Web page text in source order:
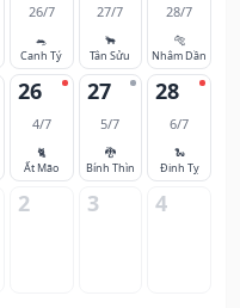
26/7
🐀
Canh Tý
27/7
🐂
Tân Sửu
28/7
🐅
Nhâm Dần
26
4/7
🐈
Ất Mão
27
5/7
🐉
Bính Thìn
28
6/7
🐍
Đinh Tỵ
2 3 4